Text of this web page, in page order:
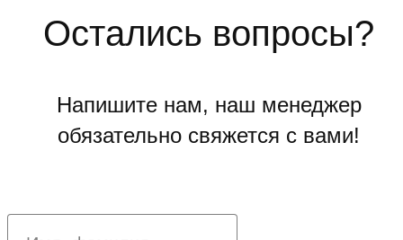
Остались вопросы?
Напишите нам, наш менеджер
обязательно свяжется с вами!